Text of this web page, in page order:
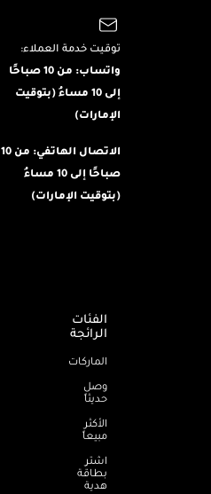
توقيت خدمة العملاء:
واتساب: من 10 صباحًا
إلى 10 مساءُ (بتوقيت
الإمارات)
الاتصال الهاتفي: من 10
صباحًا إلى 10 مساءُ
(بتوقيت الإمارات)
الفئات
الرائجة
الماركات
وصل
حديثاً
الأكثر
مبيعاً
اشترِ
بطاقة
هدية